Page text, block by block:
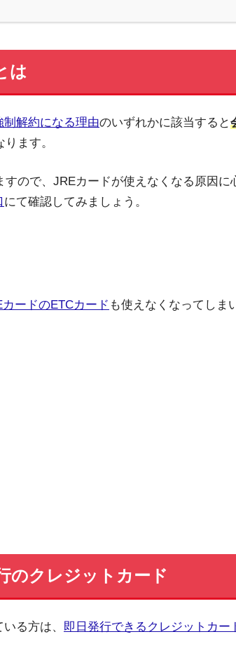
は
制解約になる理由のいずれかに該当すると
ります。
ので、JREカードが使えなくなる原因に
にて確認してみましょう。
ードのETCカード も使えなくなってしま
のクレジットカード
る方は、 即日発行できるクレジットカー